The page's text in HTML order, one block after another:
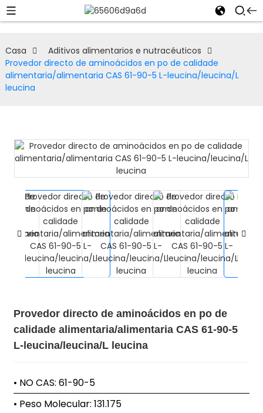
Casa
Aditivos alimentarios e nutracéuticos
Provedor directo de aminoácidos en po de calidade
alimentaria/alimentaria CAS 61-90-5 L-leucina/leucina/L
leucina
Provedor directo de aminoácidos en po de
calidade alimentaria/alimentaria CAS 61-90-5
L-leucina/leucina/L leucina
• NO CAS: 61-90-5
• Peso Molecular: 131.175